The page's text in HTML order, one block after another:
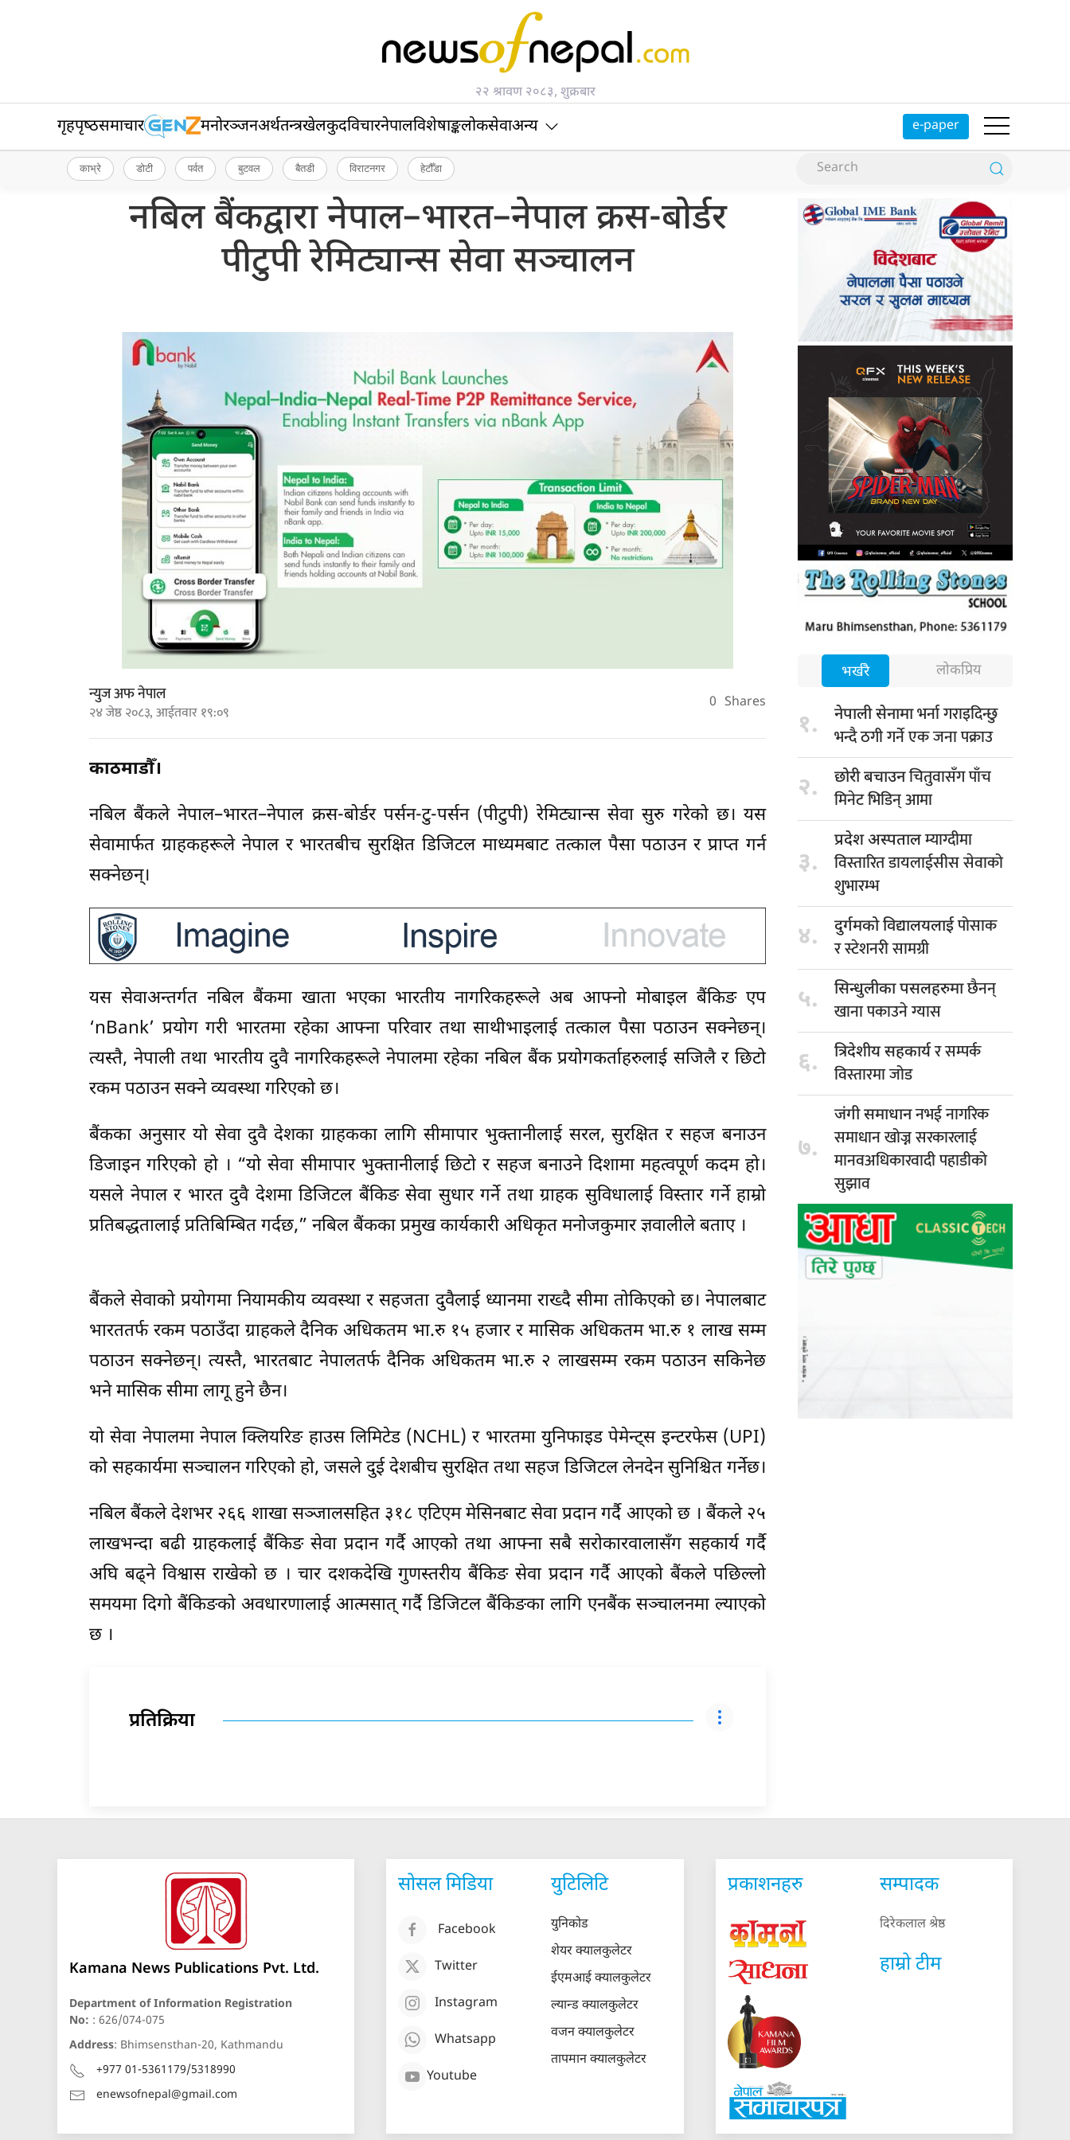
२२ श्रावण २०८३, शुक्रबार
गृहपृष्‍ठसमाचार मनोरञ्जनअर्थतन्त्रखेलकुदविचारनेपालविशेषाङ्कलोकसेवाअन्य e-paper
काभ्रे डोटी पर्वत बुटवल बैतडी विराटनगर हेटौँडा
नबिल बैंकद्वारा नेपाल–भारत–नेपाल क्रस-बोर्डर
पीटुपी रेमिट्यान्स सेवा सञ्चालन
न्युज अफ नेपाल
२४ जेष्ठ २०८३, आईतवार १९:०९ 0 Shares
काठमाडौँ।
नबिल बैंकले नेपाल–भारत–नेपाल क्रस-बोर्डर पर्सन-टु-पर्सन (पीटुपी) रेमिट्यान्स सेवा सुरु गरेको छ। यस
सेवामार्फत ग्राहकहरूले नेपाल र भारतबीच सुरक्षित डिजिटल माध्यमबाट तत्काल पैसा पठाउन र प्राप्त गर्न
सक्नेछन्।
यस सेवाअन्तर्गत नबिल बैंकमा खाता भएका भारतीय नागरिकहरूले अब आफ्नो मोबाइल बैंकिङ एप
‘nBank’ प्रयोग गरी भारतमा रहेका आफ्ना परिवार तथा साथीभाइलाई तत्काल पैसा पठाउन सक्नेछन्।
त्यस्तै, नेपाली तथा भारतीय दुवै नागरिकहरूले नेपालमा रहेका नबिल बैंक प्रयोगकर्ताहरुलाई सजिलै र छिटो
रकम पठाउन सक्ने व्यवस्था गरिएको छ।
बैंकका अनुसार यो सेवा दुवै देशका ग्राहकका लागि सीमापार भुक्तानीलाई सरल, सुरक्षित र सहज बनाउन
डिजाइन गरिएको हो । “यो सेवा सीमापार भुक्तानीलाई छिटो र सहज बनाउने दिशामा महत्वपूर्ण कदम हो।
यसले नेपाल र भारत दुवै देशमा डिजिटल बैंकिङ सेवा सुधार गर्ने तथा ग्राहक सुविधालाई विस्तार गर्ने हाम्रो
प्रतिबद्धतालाई प्रतिबिम्बित गर्दछ,” नबिल बैंकका प्रमुख कार्यकारी अधिकृत मनोजकुमार ज्ञवालीले बताए ।
बैंकले सेवाको प्रयोगमा नियामकीय व्यवस्था र सहजता दुवैलाई ध्यानमा राख्दै सीमा तोकिएको छ। नेपालबाट
भारततर्फ रकम पठाउँदा ग्राहकले दैनिक अधिकतम भा.रु १५ हजार र मासिक अधिकतम भा.रु १ लाख सम्म
पठाउन सक्नेछन्। त्यस्तै, भारतबाट नेपालतर्फ दैनिक अधिकतम भा.रु २ लाखसम्म रकम पठाउन सकिनेछ
भने मासिक सीमा लागू हुने छैन।
यो सेवा नेपालमा नेपाल क्लियरिङ हाउस लिमिटेड (NCHL) र भारतमा युनिफाइड पेमेन्ट्स इन्टरफेस (UPI)
को सहकार्यमा सञ्चालन गरिएको हो, जसले दुई देशबीच सुरक्षित तथा सहज डिजिटल लेनदेन सुनिश्चित गर्नेछ।
नबिल बैंकले देशभर २६६ शाखा सञ्जालसहित ३१८ एटिएम मेसिनबाट सेवा प्रदान गर्दै आएको छ । बैंकले २५
लाखभन्दा बढी ग्राहकलाई बैंकिङ सेवा प्रदान गर्दै आएको तथा आफ्ना सबै सरोकारवालासँग सहकार्य गर्दै
अघि बढ्ने विश्वास राखेको छ । चार दशकदेखि गुणस्तरीय बैंकिङ सेवा प्रदान गर्दै आएको बैंकले पछिल्लो
समयमा दिगो बैंकिङको अवधारणालाई आत्मसात् गर्दै डिजिटल बैंकिङका लागि एनबैंक सञ्चालनमा ल्याएको
छ ।
प्रतिक्रिया
भर्खरै लोकप्रिय
१. नेपाली सेनामाभर्ना गराइदिन्छु
भन्दै ठगी गर्ने एक जना पक्राउ
२. छोरी बचाउनचितुवासँग पाँच
मिनेट भिडिन् आमा
३.
प्रदेश अस्पतालम्याग्दीमा
विस्तारित डायलाईसीस सेवाको
शुभारम्भ
४. दुर्गमको विद्यालयलाईपोसाक
र स्टेशनरी सामग्री
५. सिन्धुलीका पसलहरुमाछैनन्
खाना पकाउने ग्यास
६. त्रिदेशीय सहकार्यर सम्पर्क
विस्तारमा जोड
७.
जंगी समाधाननभई नागरिक
समाधान खोज्न सरकारलाई
मानवअधिकारवादी पहाडीको
सुझाव
Kamana News Publications Pvt. Ltd.
Department of Information Registration
No: : 626/074-075
Address: Bhimsensthan-20, Kathmandu
+977 01-5361179/5318990
enewsofnepal@gmail.com
सोसल मिडिया
Facebook
Twitter
Instagram
Whatsapp
Youtube
युटिलिटि
युनिकोड
शेयर क्यालकुलेटर
ईएमआई क्यालकुलेटर
ल्यान्ड क्यालकुलेटर
वजन क्यालकुलेटर
तापमान क्यालकुलेटर
प्रकाशनहरु सम्पादक
दिरेकलाल श्रेष्ठ
हाम्रो टीम